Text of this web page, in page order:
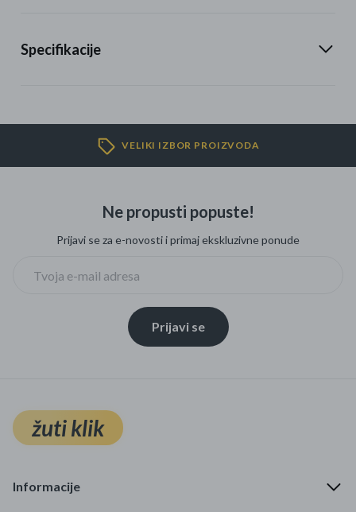
Specifikacije
VELIKI IZBOR PROIZVODA
Ne propusti popuste!
Prijavi se za e-novosti i primaj ekskluzivne ponude
Prijavi se
žuti klik
Informacije